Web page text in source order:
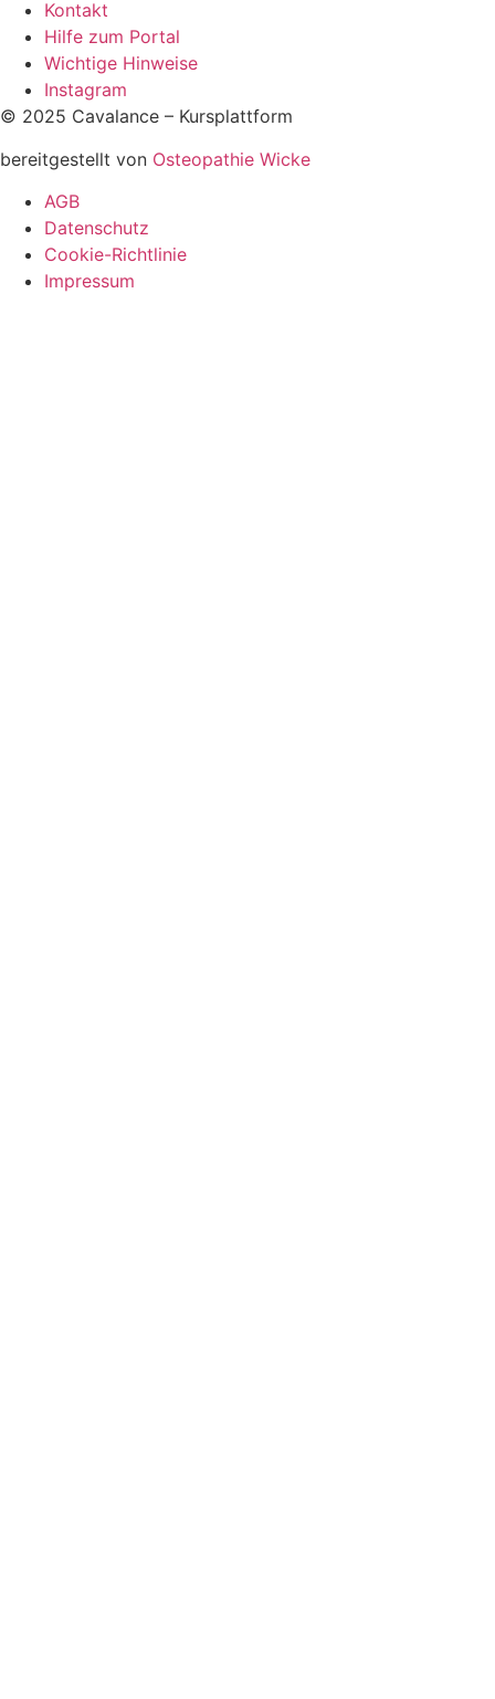
Kontakt
Hilfe zum Portal
Wichtige Hinweise
Instagram
© 2025 Cavalance – Kursplattform
bereitgestellt von Osteopathie Wicke
AGB
Datenschutz
Cookie-Richtlinie
Impressum